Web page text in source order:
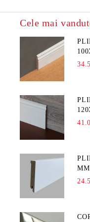
Cele mai
MM